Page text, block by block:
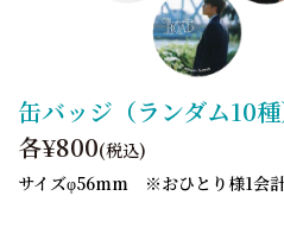
缶バッジ（ランダム10種
各¥800(税込)
サイズφ56mm ※おひとり様1会